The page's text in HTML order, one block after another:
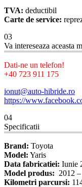
TVA: deductibil
Carte de service:
03
Va intereseaza aceasta
Dati-ne un telefon!
+40 723 911 175
ionut@auto-hibride.ro
https://
04
Specificatii
Brand: Toyota
Model: Yaris
Data fabricatiei: Iunie
Model produs: 2012 –
Kilometri parcursi: